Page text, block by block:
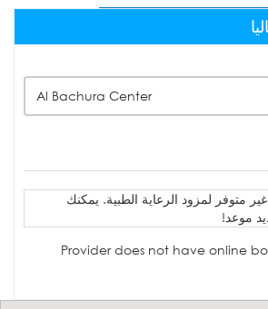
Al Bachura Center
متوفر لمزود الرعاية الطبية. يمكنك
موعد!
Provider does not have online